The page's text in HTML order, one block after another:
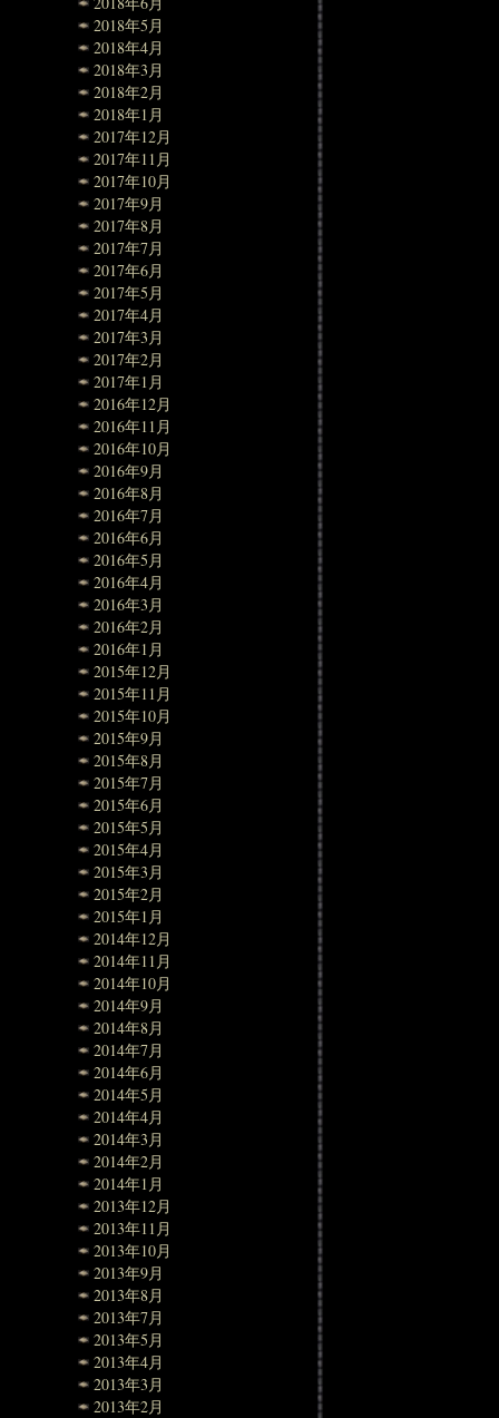
2018年5月
2018年4月
2018年3月
2018年2月
2018年1月
2017年12月
2017年11月
2017年10月
2017年9月
2017年8月
2017年7月
2017年6月
2017年5月
2017年4月
2017年3月
2017年2月
2017年1月
2016年12月
2016年11月
2016年10月
2016年9月
2016年8月
2016年7月
2016年6月
2016年5月
2016年4月
2016年3月
2016年2月
2016年1月
2015年12月
2015年11月
2015年10月
2015年9月
2015年8月
2015年7月
2015年6月
2015年5月
2015年4月
2015年3月
2015年2月
2015年1月
2014年12月
2014年11月
2014年10月
2014年9月
2014年8月
2014年7月
2014年6月
2014年5月
2014年4月
2014年3月
2014年2月
2014年1月
2013年12月
2013年11月
2013年10月
2013年9月
2013年8月
2013年7月
2013年5月
2013年4月
2013年3月
2013年2月